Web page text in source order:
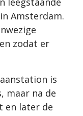
Amsterdam.
zodat er
is
maar na de
en later de